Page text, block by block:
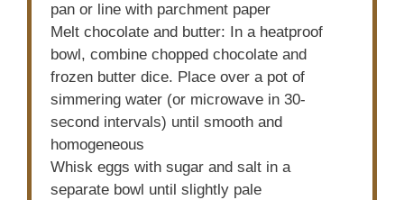
pan or line with parchment paper
Melt chocolate and butter: In a heatproof
bowl, combine chopped chocolate and
frozen butter dice. Place over a pot of
simmering water (or microwave in 30-
second intervals) until smooth and
homogeneous
Whisk eggs with sugar and salt in a
separate bowl until slightly pale